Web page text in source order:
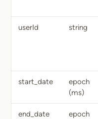
userId string
start_date
epoch
(ms)
end_date
epoch